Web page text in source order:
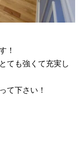
！
ても強くて充実し
て下さい！